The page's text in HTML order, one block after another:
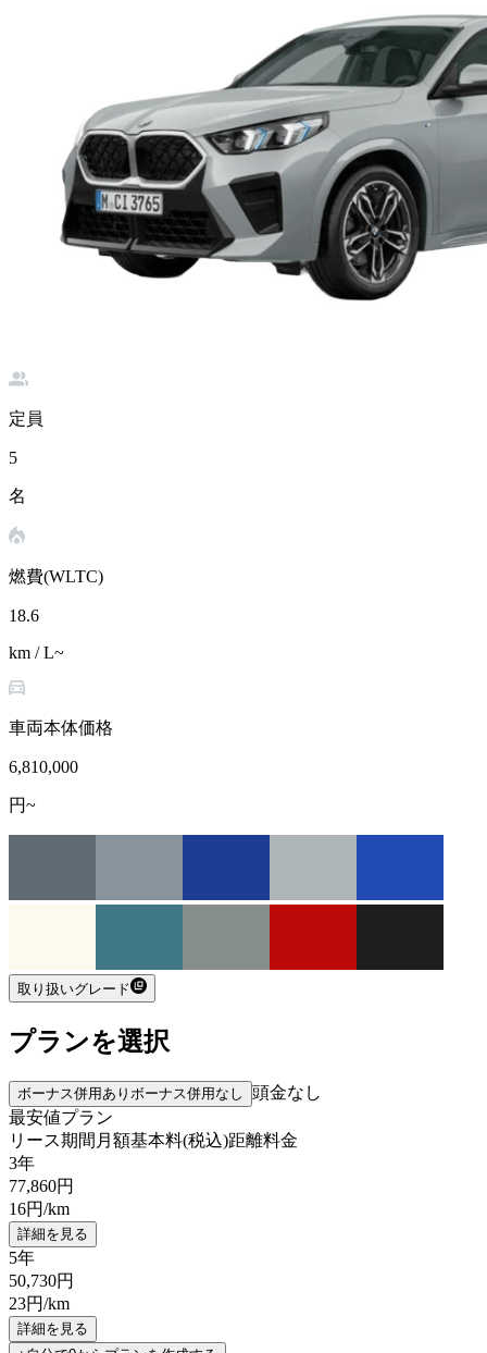
定員
5
名
燃費(WLTC)
18.6
km / L~
車両本体価格
6,810,000
円~
取り扱いグレード
プランを選択
ボーナス併用あり ボーナス併用なし
頭金なし
最安値プラン
リース期間 月額基本料(税込)距離料金
3年
77,860円
16円/km
詳細を見る
5年
50,730円
23円/km
詳細を見る